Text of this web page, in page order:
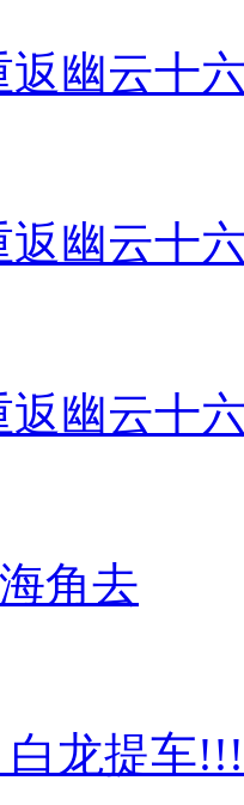
返幽云十
返幽云十
返幽云十
角去
龙提车